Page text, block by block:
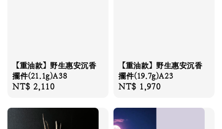
【重油款】野生惠安沉香
擺件(21.1g)A38
Regular
NT$ 2,110
【重油款】野生惠安沉香
擺件(19.7g)A23
Regular
NT$ 1,970